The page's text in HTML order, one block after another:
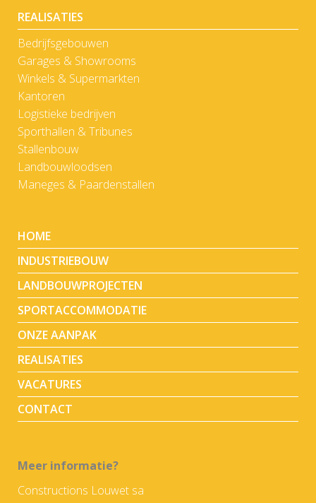
REALISATIES
Bedrijfsgebouwen
Garages & Showrooms
Winkels & Supermarkten
Kantoren
Logistieke bedrijven
Sporthallen & Tribunes
Stallenbouw
Landbouwloodsen
Maneges & Paardenstallen
HOME
INDUSTRIEBOUW
LANDBOUWPROJECTEN
SPORTACCOMMODATIE
ONZE AANPAK
REALISATIES
VACATURES
CONTACT
Meer informatie?
Constructions Louwet sa